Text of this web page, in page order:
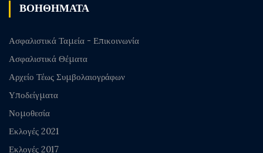
ΒΟΗΘΗΜΑΤΑ
Ασφαλιστικά Ταμεία - Επικοινωνία
Ασφαλιστικά Θέματα
Αρχείο Τέως Συμβολαιογράφων
Υποδείγματα
Νομοθεσία
Εκλογές 2021
Εκλογές 2017